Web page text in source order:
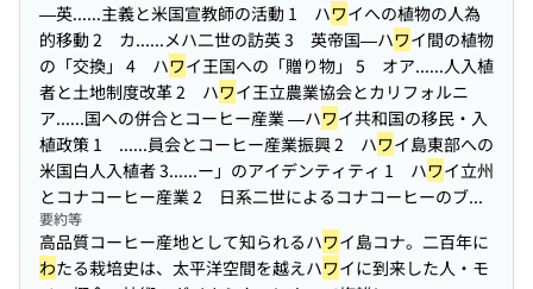
—英......主義と米国宣教師の活動 1 ハワイへの植物の人為
的移動 2 カ......メハ二世の訪英 3 英帝国—ハワイ間の植物
の「交換」 4 ハワイ王国への「贈り物」 5 オア......人入植
者と土地制度改革 2 ハワイ王立農業協会とカリフォルニ
ア......国への併合とコーヒー産業 —ハワイ共和国の移民・入
植政策 1 ......員会とコーヒー産業振興 2 ハワイ島東部への
米国白人入植者 3......ー」のアイデンティティ 1 ハワイ立州
とコナコーヒー産業 2 日系二世によるコナコーヒーのブ...
要約等
高品質コーヒー産地として知られるハワイ島コナ。二百年に
わたる栽培史は、太平洋空間を越えハワイに到来した人・モ